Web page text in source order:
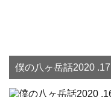
僕の八ヶ岳話2020 .17